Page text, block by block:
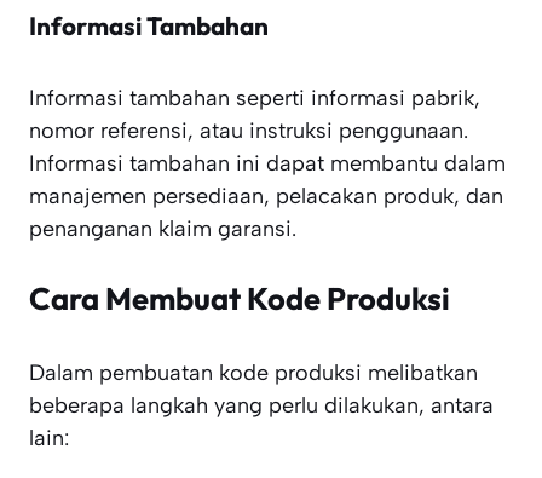
Informasi Tambahan
Informasi tambahan seperti informasi pabrik,
nomor referensi, atau instruksi penggunaan.
Informasi tambahan ini dapat membantu dalam
manajemen persediaan, pelacakan produk, dan
penanganan klaim garansi.
Cara Membuat Kode Produksi
Dalam pembuatan kode produksi melibatkan
beberapa langkah yang perlu dilakukan, antara
lain: